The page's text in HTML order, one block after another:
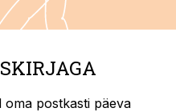
oma postkasti päeva